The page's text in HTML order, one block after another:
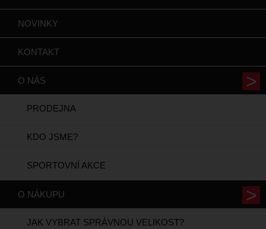
NOVINKY
KONTAKT
O NÁS
PRODEJNA
KDO JSME?
SPORTOVNÍ AKCE
O NÁKUPU
JAK VYBRAT SPRÁVNOU VELIKOST?